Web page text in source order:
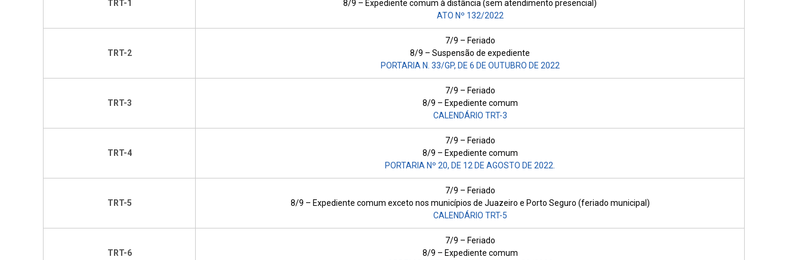
TRT-1
8/9 – Expediente comum à distância (sem atendimento presencial)
ATO Nº 132/2022
TRT-2
7/9 – Feriado
8/9 – Suspensão de expediente
PORTARIA N. 33/GP, DE 6 DE OUTUBRO DE 2022
TRT-3
7/9 – Feriado
8/9 – Expediente comum
CALENDÁRIO TRT-3
TRT-4
7/9 – Feriado
8/9 – Expediente comum
PORTARIA Nº 20, DE 12 DE AGOSTO DE 2022.
TRT-5
7/9 – Feriado
8/9 – Expediente comum exceto nos municípios de Juazeiro e Porto Seguro (feriado municipal)
CALENDÁRIO TRT-5
TRT-6
7/9 – Feriado
8/9 – Expediente comum